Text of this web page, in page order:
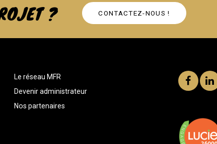
? CONTACTEZ-NOUS !
Le réseau MFR
Devenir administrateur
Nos partenaires